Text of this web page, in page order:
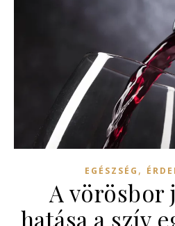
EGÉSZSÉG ,
A vörösbor
hatása a szív